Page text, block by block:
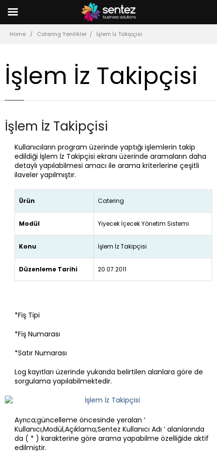
Home Catering Yenilikler İşlem İz Takipçisi
İşlem İz Takipçisi
İşlem İz Takipçisi
Kullanıcıların program üzerinde yaptığı işlemlerin takip
edildiği İşlem İz Takipçisi ekranı üzerinde aramaların daha
detaylı yapılabilmesi amacı ile arama kriterlerine çeşitli
ilaveler yapılmıştır.
Ürün Catering
Modül Yiyecek İçecek Yönetim Sistemi
Konu İşlem İz Takipçisi
Düzenleme Tarihi 20.07.2011
*Fiş Tipi
*Fiş Numarası
*Satır Numarası
Log kayıtları üzerinde yukarıda belirtilen alanlara göre de
sorgulama yapılabilmektedir.
Ayrıca;güncelleme öncesinde yeralan ‘
Kullanıcı,Modül,Açıklama,Sentez Kullanıcı Adı ‘ alanlarında
da ( * ) karakterine göre arama yapabilme özelliğide aktif
edilmiştir.